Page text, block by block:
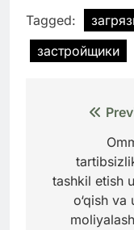
Tagged:
застройщики
записям
tashkil etish
o‘qish va